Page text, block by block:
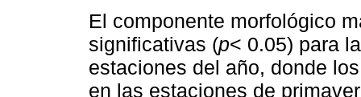
El componente morfológico
significativas (p< 0.05) para
estaciones del año, donde
en las estaciones de